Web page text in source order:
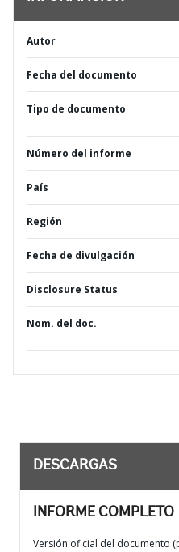
Autor
Fecha del documento
Tipo de documento
Número del informe
País
Región
Fecha de divulgación
Disclosure Status
Nom. del doc.
DESCARGAS
INFORME COMPLETO
Versión oficial del documento